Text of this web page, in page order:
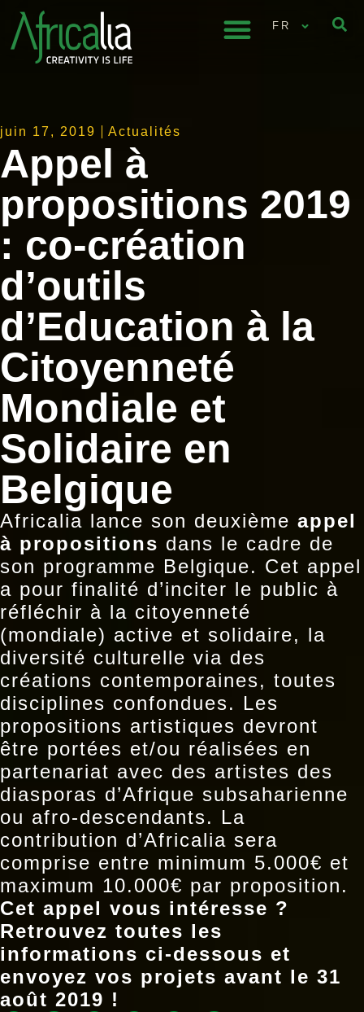
FR
juin 17, 2019 Actualités
Appel à
propositions 2019
: co-création
d’outils
d’Education à la
Citoyenneté
Mondiale et
Solidaire en
Belgique
Africalia lance son deuxième appel
à propositions dans le cadre de
son programme Belgique. Cet appel
a pour finalité d’inciter le public à
réfléchir à la citoyenneté
(mondiale) active et solidaire, la
diversité culturelle via des
créations contemporaines, toutes
disciplines confondues. Les
propositions artistiques devront
être portées et/ou réalisées en
partenariat avec des artistes des
diasporas d’Afrique subsaharienne
ou afro-descendants. La
contribution d’Africalia sera
comprise entre minimum 5.000€ et
maximum 10.000€ par proposition.
Cet appel vous intéresse ?
Retrouvez toutes les
informations ci-dessous et
envoyez vos projets avant le 31
août 2019 !